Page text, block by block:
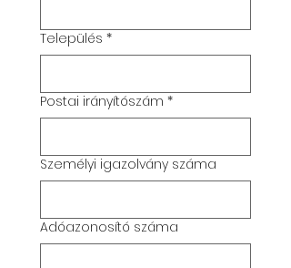
Település *
Postai irányítószám *
Személyi igazolvány száma
Adóazonosító száma